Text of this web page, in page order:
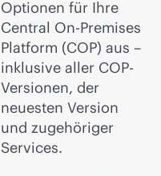
Optionen für Ihre
Central On-Premises
Platform (COP) aus –
inklusive aller COP-
Versionen, der
neuesten Version
und zugehöriger
Services.